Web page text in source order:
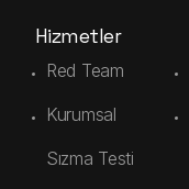
Hizmetler
Red Team
Kurumsal
Sızma Testi